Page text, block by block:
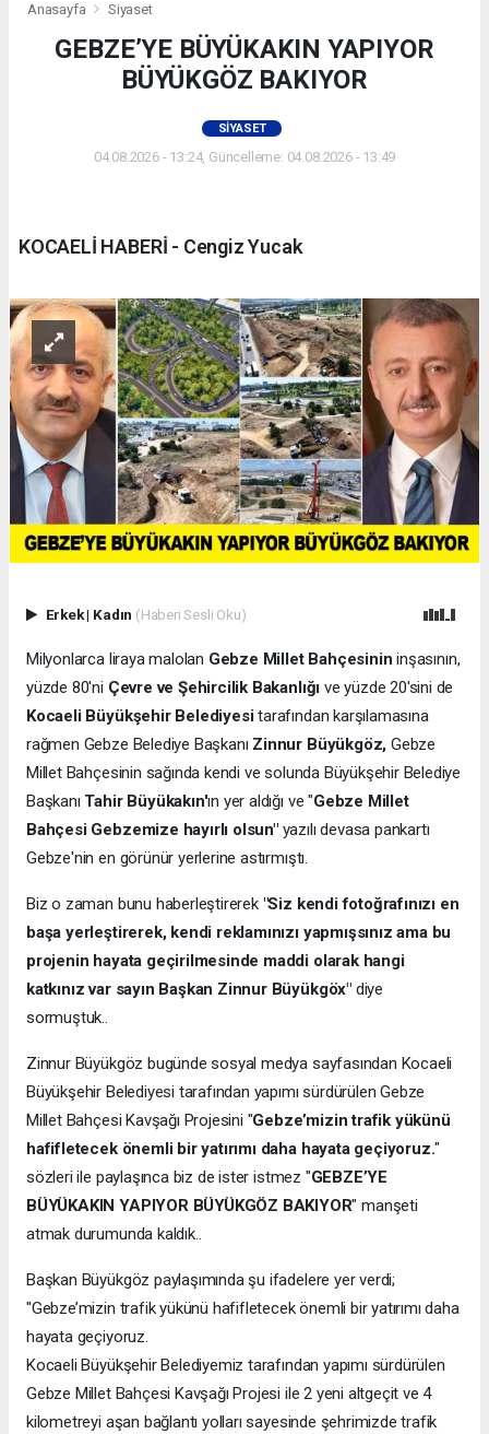
Anasayfa Siyaset
GEBZE’YE BÜYÜKAKIN YAPIYOR
BÜYÜKGÖZ BAKIYOR
SIYASET
04.08.2026 - 13:24, Güncelleme: 04.08.2026 - 13:49
KOCAELİ HABERİ - Cengiz Yucak
Erkek| Kadın (Haberi Sesli Oku)
Milyonlarca liraya malolan Gebze Millet Bahçesinin inşasının,
yüzde 80'ni Çevre ve Şehircilik Bakanlığı ve yüzde 20'sini de
Kocaeli Büyükşehir Belediyesitarafından karşılamasına
rağmen Gebze Belediye Başkanı Zinnur Büyükgöz, Gebze
Millet Bahçesinin sağında kendi ve solunda Büyükşehir Belediye
Başkanı Tahir Büyükakın'ın yer aldığı ve "Gebze Millet
Bahçesi Gebzemize hayırlı olsun"yazılı devasa pankartı
Gebze'nin en görünür yerlerine astırmıştı.
Biz o zaman bunu haberleştirerek "Siz kendi fotoğrafınızı en
başa yerleştirerek, kendi reklamınızı yapmışsınız ama bu
projenin hayata geçirilmesinde maddi olarak hangi
katkınız var sayın Başkan Zinnur Büyükgöx" diye
sormuştuk..
Zinnur Büyükgöz bugünde sosyal medya sayfasından Kocaeli
Büyükşehir Belediyesi tarafından yapımı sürdürülen Gebze
Millet Bahçesi Kavşağı Projesini "Gebze’mizin trafik yükünü
hafifletecek önemli bir yatırımı daha hayata geçiyoruz."
sözleri ile paylaşınca biz de ister istmez "GEBZE’YE
BÜYÜKAKIN YAPIYOR BÜYÜKGÖZ BAKIYOR" manşeti
atmak durumunda kaldık..
Başkan Büyükgöz paylaşımında şu ifadelere yer verdi;
"Gebze’mizin trafik yükünü hafifletecek önemli bir yatırımı daha
hayata geçiyoruz.
Kocaeli Büyükşehir Belediyemiz tarafından yapımı sürdürülen
Gebze Millet Bahçesi Kavşağı Projesi ile 2 yeni altgeçit ve 4
kilometreyi aşan bağlantı yolları sayesinde şehrimizde trafik